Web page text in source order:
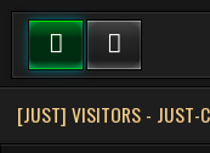
[JUST] VISITORS - JUST-